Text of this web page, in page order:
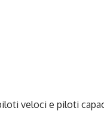
veloci e piloti